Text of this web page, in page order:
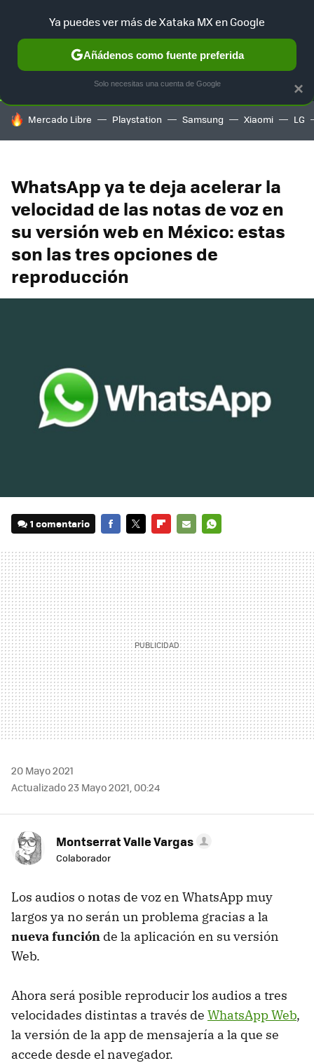
SELECCIÓN GAMING HOME AUTO TERRITORIO
HOY SE HABLA DE
Mercado Libre Playstation Samsung Xiaomi LG
WhatsApp ya te deja acelerar la
velocidad de las notas de voz en
su versión web en México: estas
son las tres opciones de
reproducción
1 comentario
MAIL
20 Mayo 2021
Actualizado 23 Mayo 2021, 00:24
Montserrat Valle Vargas
Colaborador
Los audios o notas de voz en WhatsApp muy
largos ya no serán un problema gracias a la
nueva función de la aplicación en su versión
Web.
Ahora será posible reproducir los audios a tres
velocidades distintas a través de WhatsApp Web,
la versión de la app de mensajería a la que se
accede desde el navegador.
×
Ya puedes ver más de Xataka MX en Google
Añádenos como fuente preferida
Solo necesitas una cuenta de Google